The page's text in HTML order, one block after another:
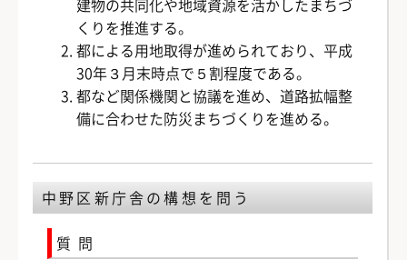
くりを推進する。
都による用地取得が進められており、平成
30年３月末時点で５割程度である。
都など関係機関と協議を進め、道路拡幅整
備に合わせた防災まちづくりを進める。
中野区新庁舎の構想を問う
質問